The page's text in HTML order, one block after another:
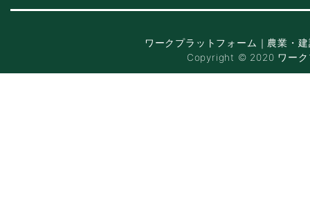
ワークプラットフォーム｜農業・
Copyright © 2020 ワーク